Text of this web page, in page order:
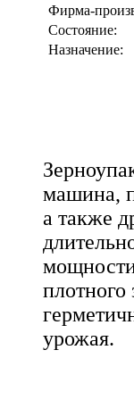
Фирма-
Состояние:
Назначение:
машина,
а также
плотного
урожая.